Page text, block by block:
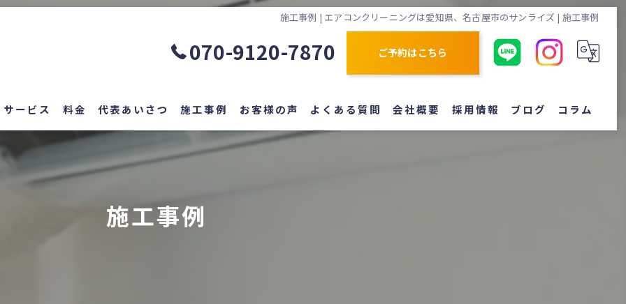
施工事例 | エアコンクリーニングは愛知県、名古屋市のサンライズ | 施工事例
070-9120-7870 ご予約はこちら
サービス 料金 代表あいさつ 施工事例 お客様の声 よくある質問 会社概要 採用情報 ブログ コラム
施工事例